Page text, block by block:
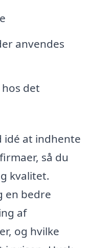
anvendes
det
idé at indhente
så du
kvalitet.
en bedre
af
og hvilke